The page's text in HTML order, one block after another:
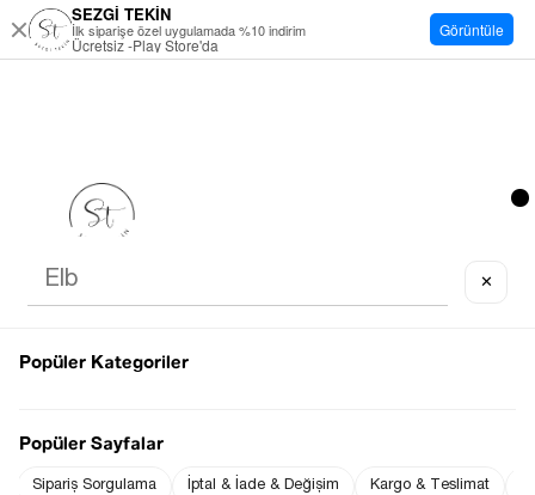
SEZGİ TEKİN
İlk siparişe özel uygulamada %10 indirim
Ücretsiz -Play Store'da
Görüntüle
✕
Popüler Kategoriler
Popüler Sayfalar
Sipariş Sorgulama İptal & İade & Değişim Kargo & Teslimat